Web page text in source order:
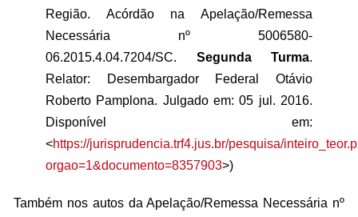
Região. Acórdão na Apelação/Remessa
Necessária nº 5006580-
06.2015.4.04.7204/SC. Segunda Turma.
Relator: Desembargador Federal Otávio
Roberto Pamplona. Julgado em: 05 jul. 2016.
Disponível em:
<https://jurisprudencia.trf4.jus.br/pesquisa/
orgao=1&documento=8357903>)
Também nos autos da Apelação/Remessa Necessária nº